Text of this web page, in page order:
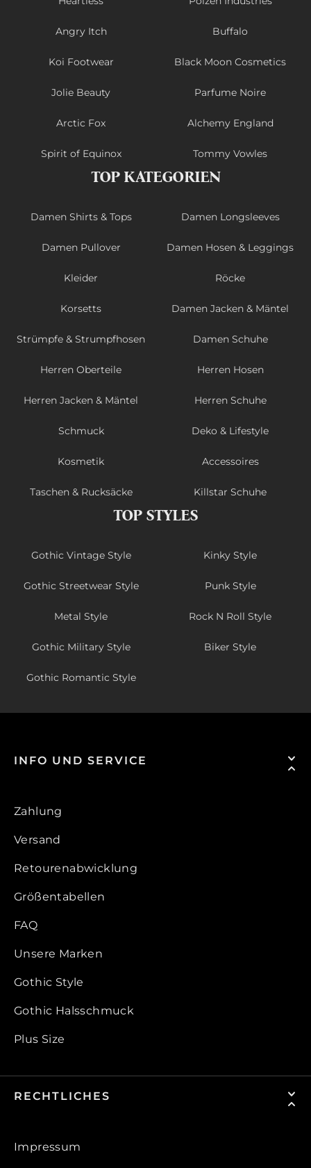
Angry Itch Buffalo
Koi Footwear Black Moon Cosmetics
Jolie Beauty Parfume Noire
Arctic Fox Alchemy England
Spirit of Equinox Tommy Vowles
TOP KATEGORIEN
Damen Shirts & Tops Damen Longsleeves
Damen Pullover Damen Hosen & Leggings
Kleider Röcke
Korsetts Damen Jacken & Mäntel
Strümpfe & Strumpfhosen Damen Schuhe
Herren Oberteile Herren Hosen
Herren Jacken & Mäntel Herren Schuhe
Schmuck Deko & Lifestyle
Kosmetik Accessoires
Taschen & Rucksäcke Killstar Schuhe
TOP STYLES
Gothic Vintage Style Kinky Style
Gothic Streetwear Style Punk Style
Metal Style Rock N Roll Style
Gothic Military Style Biker Style
Gothic Romantic Style
INFO UND SERVICE
Zahlung
Versand
Retourenabwicklung
Größentabellen
FAQ
Unsere Marken
Gothic Style
Gothic Halsschmuck
Plus Size
RECHTLICHES
Impressum